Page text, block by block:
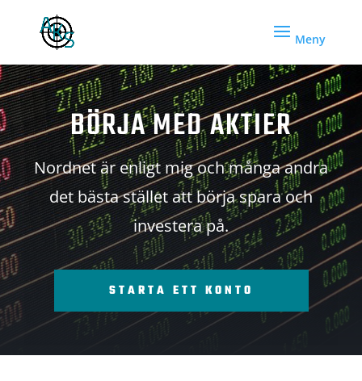
BÖRJA MED AKTIER
Nordnet är enligt mig och många andra
det bästa stället att börja spara och
investera på.
STARTA ETT KONTO